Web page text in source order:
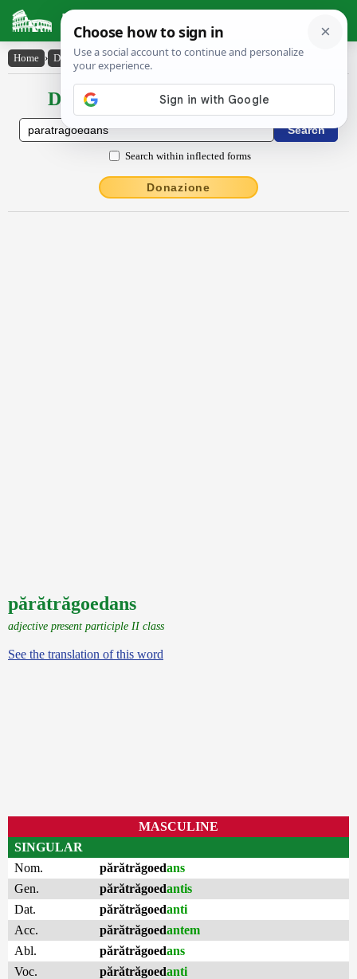
Latin Dictionary
Home › Declensions / Conjugations › părătrăgoedans
Declensions / Conjugations latin
Search within inflected forms
Donazione
părătrăgoedans
adjective present participle II class
See the translation of this word
MASCULINE
SINGULAR
Nom.
părătrăgoedans
Gen.
părătrăgoedantis
Dat.
părătrăgoedanti
Acc.
părătrăgoedantem
Abl.
părătrăgoedans
Voc.
părătrăgoedanti